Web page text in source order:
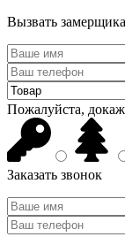
Вызвать замерщика
Пожалуйста,
Заказать звонок